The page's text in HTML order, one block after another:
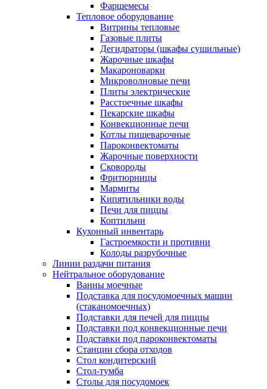
Фаршемесы
Тепловое оборудование
Витрины тепловые
Газовые плиты
Дегидраторы (шкафы сушильные)
Жарочные шкафы
Макароноварки
Микроволновые печи
Плиты электрические
Расстоечные шкафы
Пекарские шкафы
Конвекционные печи
Котлы пищеварочные
Пароконвектоматы
Жарочные поверхности
Сковороды
Фритюрницы
Мармиты
Кипятильники воды
Печи для пиццы
Коптильни
Кухонный инвентарь
Гастроемкости и противни
Колоды разрубочные
Линии раздачи питания
Нейтральное оборудование
Ванны моечные
Подставка для посудомоечных машин
(стаканомоечных)
Подставки для печей для пиццы
Подставки под конвекционные печи
Подставки под пароконвектоматы
Станции сбора отходов
Стол кондитерский
Стол-тумба
Столы для посудомоек